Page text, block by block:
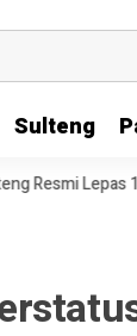
Sulteng
Personel